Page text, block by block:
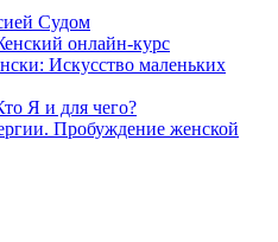
Судом
онлайн-курс
Искусство маленьких
Я и для чего?
Пробуждение женской